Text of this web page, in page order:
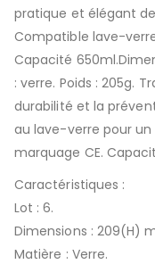
pratique et élégant
Compatible lave-
Capacité
: verre. Poids : 205g.
durabilité et la
au lave-verre pour
marquage CE.
Caractéristiques :
Lot : 6.
Dimensions : 209(H)
Matière : Verre.